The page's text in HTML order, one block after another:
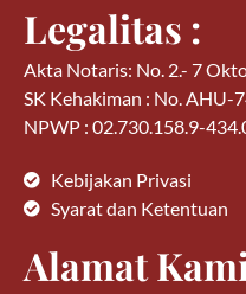
Legalitas :
Akta Notaris: No. 2.- 7
SK Kehakiman : No. AHU-
NPWP : 02.730.158.9-
Kebijakan Privasi
Syarat dan Ketentuan
Alamat